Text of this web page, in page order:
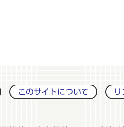
このサイトについて